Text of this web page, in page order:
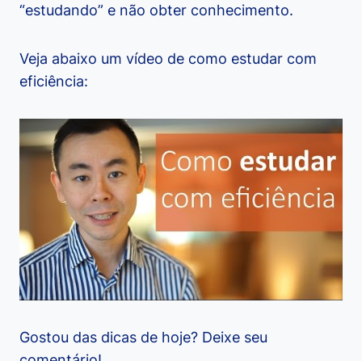
“estudando” e não obter conhecimento.
Veja abaixo um vídeo de como estudar com
eficiência:
Gostou das dicas de hoje? Deixe seu